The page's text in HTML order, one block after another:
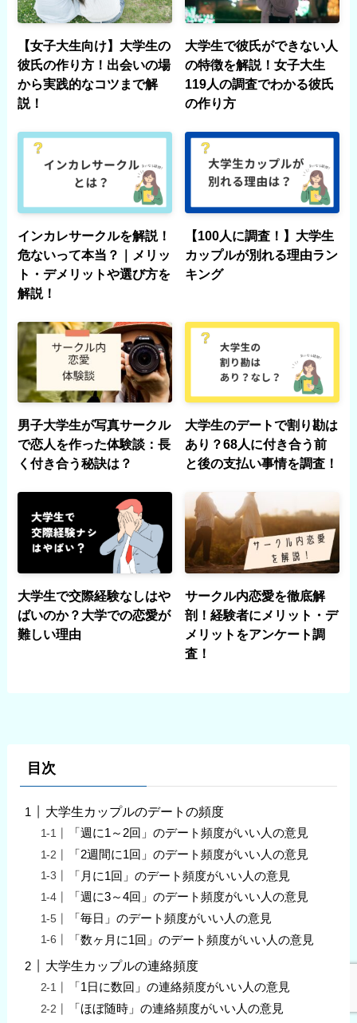
【女子大生向け】大学生の
彼氏の作り方！出会いの場
から実践的なコツまで解
説！
大学生で彼氏ができない人
の特徴を解説！女子大生
119人の調査でわかる彼氏
の作り方
インカレサークルを解説！
危ないって本当？｜メリッ
ト・デメリットや選び方を
解説！
【100人に調査！】大学生
カップルが別れる理由ラン
キング
男子大学生が写真サークル
で恋人を作った体験談：長
く付き合う秘訣は？
大学生のデートで割り勘は
あり？68人に付き合う前
と後の支払い事情を調査！
大学生で交際経験なしはや
ばいのか？大学での恋愛が
難しい理由
サークル内恋愛を徹底解
剖！経験者にメリット・デ
メリットをアンケート調
査！
目次
大学生カップルのデートの頻度
「週に1～2回」のデート頻度がいい人の意見
「2週間に1回」のデート頻度がいい人の意見
「月に1回」のデート頻度がいい人の意見
「週に3～4回」のデート頻度がいい人の意見
「毎日」のデート頻度がいい人の意見
「数ヶ月に1回」のデート頻度がいい人の意見
大学生カップルの連絡頻度
「1日に数回」の連絡頻度がいい人の意見
「ほぼ随時」の連絡頻度がいい人の意見